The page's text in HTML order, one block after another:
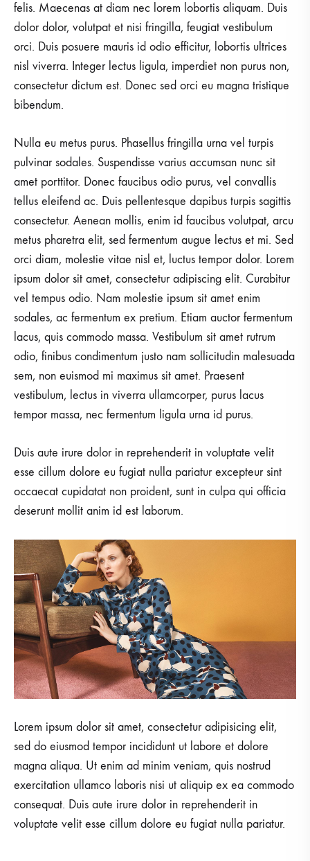
felis. Maecenas at diam nec lorem lobortis aliquam. Duis
dolor dolor, volutpat et nisi fringilla, feugiat vestibulum
orci. Duis posuere mauris id odio efficitur, lobortis ultrices
nisl viverra. Integer lectus ligula, imperdiet non purus non,
consectetur dictum est. Donec sed orci eu magna tristique
bibendum.
Nulla eu metus purus. Phasellus fringilla urna vel turpis
pulvinar sodales. Suspendisse varius accumsan nunc sit
amet porttitor. Donec faucibus odio purus, vel convallis
tellus eleifend ac. Duis pellentesque dapibus turpis sagittis
consectetur. Aenean mollis, enim id faucibus volutpat, arcu
metus pharetra elit, sed fermentum augue lectus et mi. Sed
orci diam, molestie vitae nisl et, luctus tempor dolor. Lorem
ipsum dolor sit amet, consectetur adipiscing elit. Curabitur
vel tempus odio. Nam molestie ipsum sit amet enim
sodales, ac fermentum ex pretium. Etiam auctor fermentum
lacus, quis commodo massa. Vestibulum sit amet rutrum
odio, finibus condimentum justo nam sollicitudin malesuada
sem, non euismod mi maximus sit amet. Praesent
vestibulum, lectus in viverra ullamcorper, purus lacus
tempor massa, nec fermentum ligula urna id purus.
Duis aute irure dolor in reprehenderit in voluptate velit
esse cillum dolore eu fugiat nulla pariatur excepteur sint
occaecat cupidatat non proident, sunt in culpa qui officia
deserunt mollit anim id est laborum.
Lorem ipsum dolor sit amet, consectetur adipisicing elit,
sed do eiusmod tempor incididunt ut labore et dolore
magna aliqua. Ut enim ad minim veniam, quis nostrud
exercitation ullamco laboris nisi ut aliquip ex ea commodo
consequat. Duis aute irure dolor in reprehenderit in
voluptate velit esse cillum dolore eu fugiat nulla pariatur.